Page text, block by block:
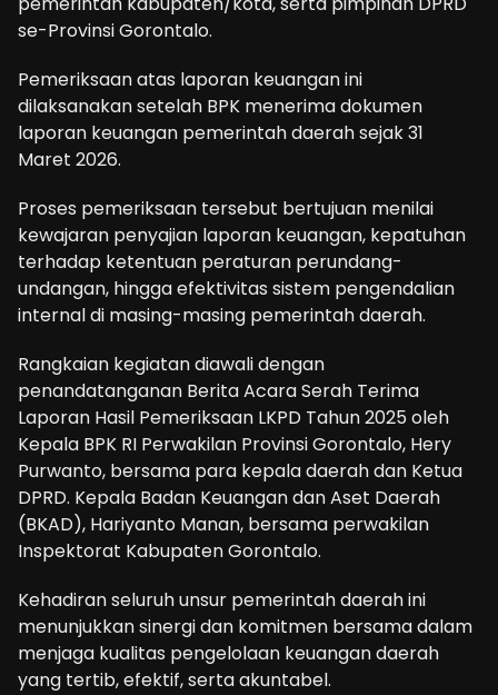
se-Provinsi Gorontalo.
Pemeriksaan atas laporan keuangan ini
dilaksanakan setelah BPK menerima dokumen
laporan keuangan pemerintah daerah sejak 31
Maret 2026.
Proses pemeriksaan tersebut bertujuan menilai
kewajaran penyajian laporan keuangan, kepatuhan
terhadap ketentuan peraturan perundang-
undangan, hingga efektivitas sistem pengendalian
internal di masing-masing pemerintah daerah.
Rangkaian kegiatan diawali dengan
penandatanganan Berita Acara Serah Terima
Laporan Hasil Pemeriksaan LKPD Tahun 2025 oleh
Kepala BPK RI Perwakilan Provinsi Gorontalo, Hery
Purwanto, bersama para kepala daerah dan Ketua
DPRD. Kepala Badan Keuangan dan Aset Daerah
(BKAD), Hariyanto Manan, bersama perwakilan
Inspektorat Kabupaten Gorontalo.
Kehadiran seluruh unsur pemerintah daerah ini
menunjukkan sinergi dan komitmen bersama dalam
menjaga kualitas pengelolaan keuangan daerah
yang tertib, efektif, serta akuntabel.